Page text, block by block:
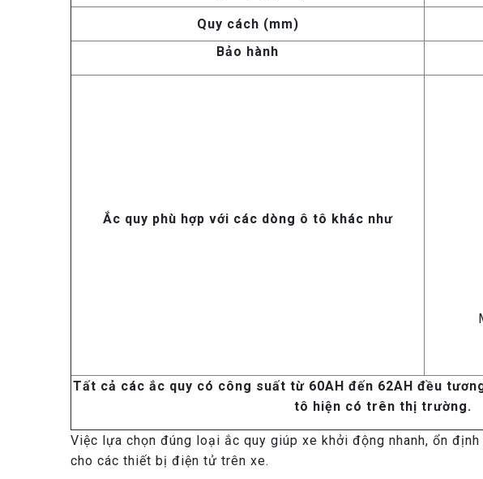
Quy cách (mm)
Bảo hành
Ắc quy phù hợp với các dòng ô tô khác như
Tất cả các ắc quy có công suất từ ​​60AH đến 62AH đều
tô hiện có trên thị trường.
Việc lựa chọn đúng loại ắc quy giúp xe khởi động nhanh, ổn
cho các thiết bị điện tử trên xe.